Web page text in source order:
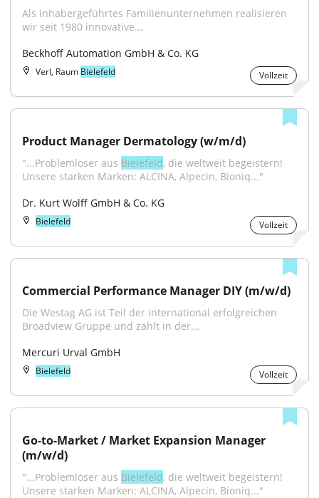
Als inhabergeführtes Familienunternehmen realisieren
wir seit 1980 innovative...
Beckhoff Automation GmbH & Co. KG
Verl, Raum Bielefeld Vollzeit
Product Manager Dermatology (w/m/d)
"...Problemlöser aus Bielefeld, die weltweit begeistern!
Unsere starken Marken: ALCINA, Alpecin, Bioniq..."
Dr. Kurt Wolff GmbH & Co. KG
Bielefeld Vollzeit
Commercial Performance Manager DIY (m/w/d)
Die Westag AG ist Teil der international erfolgreichen
Broadview Gruppe und zählt in der...
Mercuri Urval GmbH
Bielefeld Vollzeit
Go-to-Market / Market Expansion Manager
(m/w/d)
"...Problemlöser aus Bielefeld, die weltweit begeistern!
Unsere starken Marken: ALCINA, Alpecin, Bioniq..."